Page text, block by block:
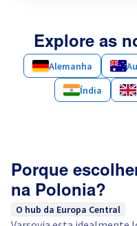
Explore as
Alemanha
Índia
Porque
na Polonia?
O hub da Europa Central